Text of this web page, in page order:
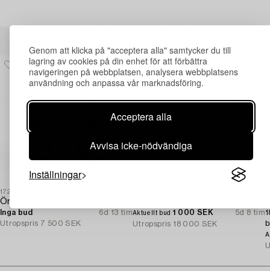
Genom att klicka på "acceptera alla" samtycker du till
lagring av cookies på din enhet för att förbättra
navigeringen på webbplatsen, analysera webbplatsens
användning och anpassa vår marknadsföring.
Acceptera alla
Avvisa icke-nödvändiga
Inställningar
1722756
Inga bud
6d 13 tim
Utropspris 7 500 SEK
Aktuellt bud 1 000 SEK
5d 8 tim
Utropspris 18 000 SEK